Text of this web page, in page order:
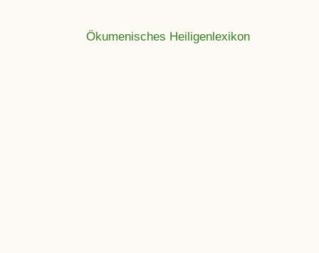
Ökumenisches Heiligenlexikon